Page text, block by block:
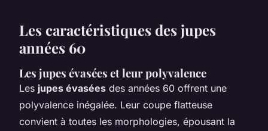
Les caractéristiques des jupes
années 60
Les jupes évasées et leur polyvalence
Les jupes évasées des années 60 offrent une
polyvalence inégalée. Leur coupe flatteuse
convient à toutes les morphologies, épousant la